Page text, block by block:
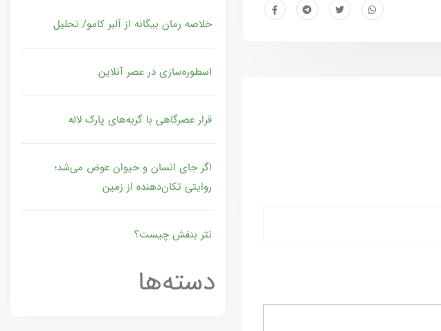
خلاصه رمان بیگانه از آلبر کامو/ تحلیل
اسطوره‌سازی در عصر آنلاین
قرار عصرگاهی با گربه‌های پارک لاله
اگر جای انسان و حیوان عوض می‌شد؛
روایتی تکان‌دهنده از زمین
نثر بنفش چیست؟
دسته‌ها